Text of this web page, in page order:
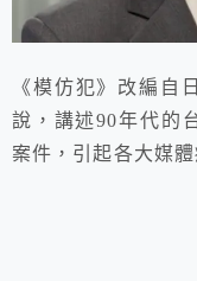
《模仿犯》改編自
說，講述90年代的
案件，引起各大媒